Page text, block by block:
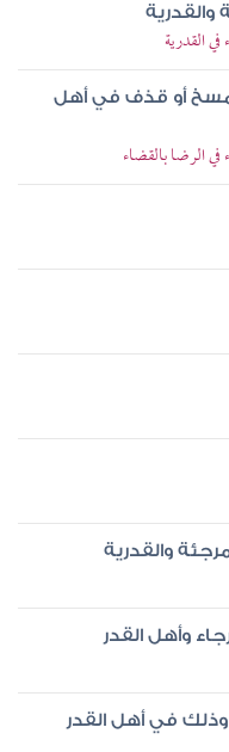
القدرية
أو قذف في أهل
الرضا بالقضاء
والقدرية
وأهل القدر
في أهل القدر